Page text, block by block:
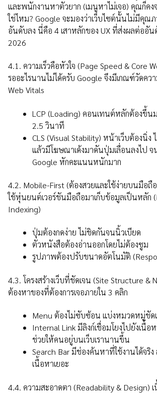
และพนักงานหาตัวยาก (เมนูหาไม่เจอ) คุณก็ค
ใช่ไหม? Google จะมองว่าเว็บไซต์นั้นไม่มีคุณ
อันดับลง นี่คือ 4 เสาหลักของ UX ที่ส่งผลต่ออัน
2026
4.1. ความเร็วคือหัวใจ (Page Speed & Core
รออะไรนานไม่ได้ครับ Google จึงมีเกณฑ์วัดควา
Web Vitals
LCP (Loading) คอนเทนต์หลักต้องขึ้น
2.5 วินาที
CLS (Visual Stability) หน้าเว็บต้องนิ่ง
แล้วมีโฆษณาเด้งมาดันปุ่มเลื่อนลงไป จ
Google หักคะแนนหนักมาก
4.2. Mobile-First (ต้องสวยและใช้ง่ายบนมือถื
ใช้หุ่นยนต์เวอร์ชันมือถือมาเก็บข้อมูลเป็นหลัก
Indexing)
ปุ่มต้องกดง่าย ไม่ชิดกันจนนิ้วเบียด
ตัวหนังสือต้องอ่านออกโดยไม่ต้องซูม
รูปภาพต้องปรับขนาดอัตโนมัติ
4.3. โครงสร้างเว็บที่ชัดเจน (Site Structure &
ต้องหาของที่ต้องการเจอภายใน 3 คลิก
Menu ต้องไม่ซับซ้อน แบ่งหมวดหมู่ชัด
Internal Link มีลิงก์เชื่อมโยงไปยังเนื้อ
ช่วยให้คนอยู่บนเว็บเรานานขึ้น
Search Bar มีช่องค้นหาที่ใช้งานได้จริ
เนื้อหาเยอะ
4.4. ความสะอาดตา (Readability & Design)